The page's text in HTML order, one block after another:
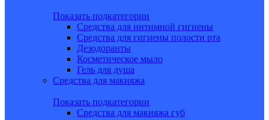
Показать подкатегории
Средства для интимной гигиены
Средства для гигиены полости рта
Дезодоранты
Косметическое мыло
Гель для душа
Средства для макияжа
Показать подкатегории
Средства для макияжа губ